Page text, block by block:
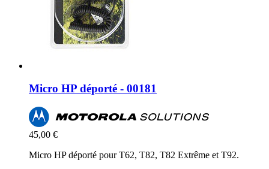
Micro HP déporté - 00181
45,00 €
Micro HP déporté pour T62, T82, T82 Extrême et T92.